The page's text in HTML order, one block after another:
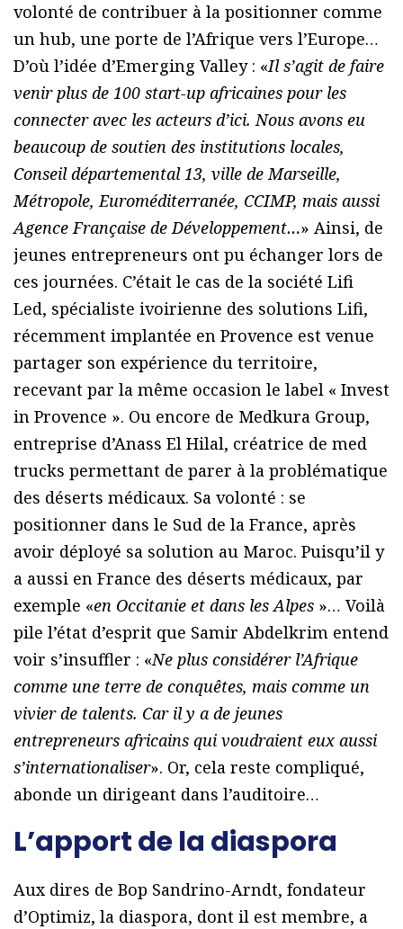
volonté de contribuer à la positionner comme
un hub, une porte de l’Afrique vers l’Europe…
D’où l’idée d’Emerging Valley : «Il s’agit de faire
venir plus de 100 start-up africaines pour les
connecter avec les acteurs d’ici. Nous avons eu
beaucoup de soutien des institutions locales,
Conseil départemental 13, ville de Marseille,
Métropole, Euroméditerranée, CCIMP, mais aussi
Agence Française de Développement…» Ainsi, de
jeunes entrepreneurs ont pu échanger lors de
ces journées. C’était le cas de la société Lifi
Led, spécialiste ivoirienne des solutions Lifi,
récemment implantée en Provence est venue
partager son expérience du territoire,
recevant par la même occasion le label « Invest
in Provence ». Ou encore de Medkura Group,
entreprise d’Anass El Hilal, créatrice de med
trucks permettant de parer à la problématique
des déserts médicaux. Sa volonté : se
positionner dans le Sud de la France, après
avoir déployé sa solution au Maroc. Puisqu’il y
a aussi en France des déserts médicaux, par
exemple «en Occitanie et dans les Alpes »… Voilà
pile l’état d’esprit que Samir Abdelkrim entend
voir s’insuffler : «Ne plus considérer l’Afrique
comme une terre de conquêtes, mais comme un
vivier de talents. Car il y a de jeunes
entrepreneurs africains qui voudraient eux aussi
s’internationaliser». Or, cela reste compliqué,
abonde un dirigeant dans l’auditoire…
L’apport de la diaspora
Aux dires de Bop Sandrino-Arndt, fondateur
d’Optimiz, la diaspora, dont il est membre, a